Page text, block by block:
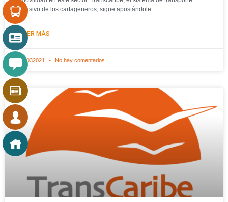
masivo de los cartageneros, sigue apostándole
LEER MÁS
04032021 No hay comentarios